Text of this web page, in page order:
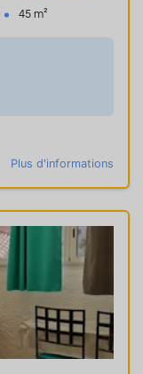
45 m²
Plus d'informations